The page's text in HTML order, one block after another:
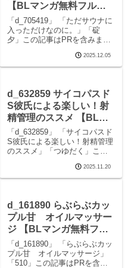
【BLマンガ無料フル】
碇夕
「d_705419」 「ただサウナに
入っただけなのに。」「碇
夕」この記事はPRを含みます
す。 続きを読むd_705419 た
だサウナに入っただけなの
像1ただサ
2025.12.05
d_632859 サイコパスド
S彼氏による楽しい！射
精管理のススメ 【BLマ
ンガ無料フル】つゆだく
「d_632859」 「サイコパスド
S彼氏による楽しい！射精管理
のススメ」「つゆだく」この
つゆだくのエロマンガです。
続きを読むd_632859 サイコパ
管理のススメの見どころシー
ン
2025.11.20
d_161890 らぶらぶカッ
プル甘ゞオイルマッサー
ジ 【BLマンガ無料フ
ル】510
「d_161890」 「らぶらぶカッ
プル甘ゞオイルマッサージ」
「510」この記事はPRを含み